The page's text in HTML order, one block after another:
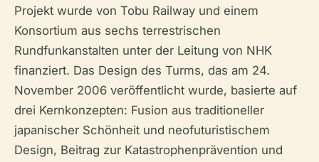
Projekt wurde von Tobu Railway und einem
Konsortium aus sechs terrestrischen
Rundfunkanstalten unter der Leitung von NHK
finanziert. Das Design des Turms, das am 24.
November 2006 veröffentlicht wurde, basierte auf
drei Kernkonzepten: Fusion aus traditioneller
japanischer Schönheit und neofuturistischem
Design, Beitrag zur Katastrophenprävention und